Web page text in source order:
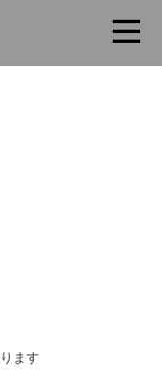
ます